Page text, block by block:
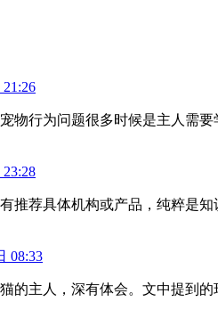
物行为问题很多时候是主人需
推荐具体机构或产品，纯粹是
08:33
的主人，深有体会。文中提到